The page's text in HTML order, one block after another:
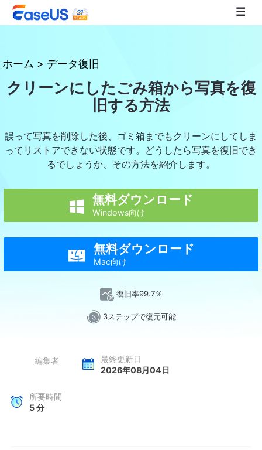
EaseUS
ホーム > データ復旧
クリーンにしたごみ箱から写真を復
旧する方法
誤って写真を削除した後、ゴミ箱までもクリーンにしてしま
ってリストアできない状態です。どうしたら写真を復旧でき
るでしょうか、その方法を紹介します。
 無料ダウンロード
Windows向け
 無料ダウンロード
Mac向け
復旧率99.7％
3ステップで復元可能
編集者
最終更新日
2026年08月04日
所要時間
5分